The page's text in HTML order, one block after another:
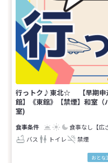
行っトク♪東北☆ 【早期申
館】《東館》【禁煙】和室
室)
食事なし 【
バス
トイレ 禁煙
おとな